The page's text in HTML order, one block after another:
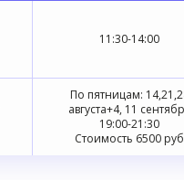
11:30-14:00
По пятницам:
августа+4, 11
19:00-21:30
Стоимость 6500 руб